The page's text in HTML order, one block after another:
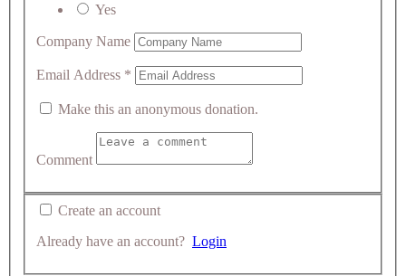
Yes
Company Name
Email Address *
Make this an anonymous donation.
Comment
Create an account
Already have an account? Login